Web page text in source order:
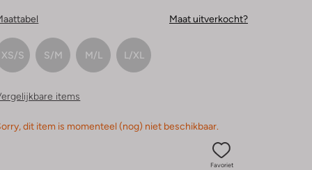
Maat uitverkocht?
XS/S S/M M/L L/XL
items
dit item is momenteel (nog) niet beschikbaar.
Favoriet